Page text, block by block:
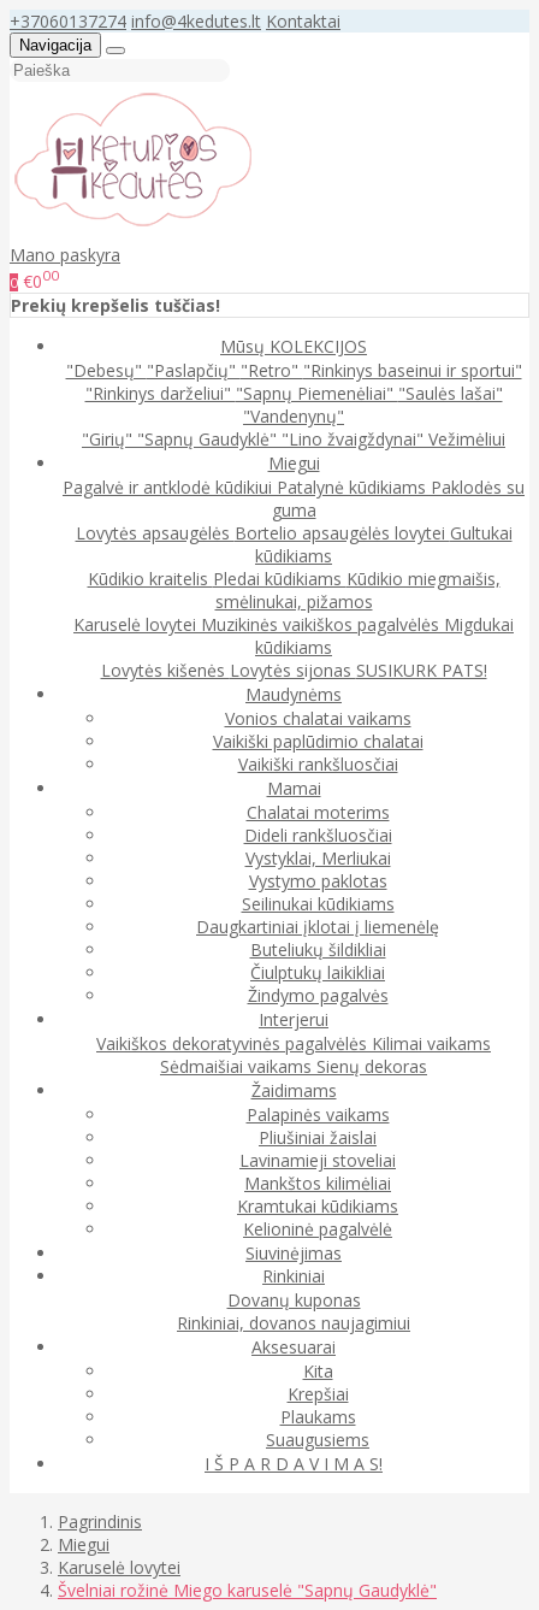
+37060137274 info@4kedutes.lt Kontaktai
Navigacija
Mano paskyra
0 €000
Prekių krepšelis tuščias!
Mūsų KOLEKCIJOS
"Debesų" "Paslapčių" "Retro" "Rinkinys baseinui ir sportui"
"Rinkinys darželiui" "Sapnų Piemenėliai" "Saulės lašai"
"Vandenynų"
"Girių" "Sapnų Gaudyklė" "Lino žvaigždynai" Vežimėliui
Miegui
Pagalvė ir antklodė kūdikiui Patalynė kūdikiams Paklodės su
guma
Lovytės apsaugėlės Bortelio apsaugėlės lovytei Gultukai
kūdikiams
Kūdikio kraitelis Pledai kūdikiams Kūdikio miegmaišis,
smėlinukai, pižamos
Karuselė lovytei Muzikinės vaikiškos pagalvėlės Migdukai
kūdikiams
Lovytės kišenės Lovytės sijonas SUSIKURK PATS!
Maudynėms
Vonios chalatai vaikams
Vaikiški paplūdimio chalatai
Vaikiški rankšluosčiai
Mamai
Chalatai moterims
Dideli rankšluosčiai
Vystyklai, Merliukai
Vystymo paklotas
Seilinukai kūdikiams
Daugkartiniai įklotai į liemenėlę
Buteliukų šildikliai
Čiulptukų laikikliai
Žindymo pagalvės
Interjerui
Vaikiškos dekoratyvinės pagalvėlės Kilimai vaikams
Sėdmaišiai vaikams Sienų dekoras
Žaidimams
Palapinės vaikams
Pliušiniai žaislai
Lavinamieji stoveliai
Mankštos kilimėliai
Kramtukai kūdikiams
Kelioninė pagalvėlė
Siuvinėjimas
Rinkiniai
Dovanų kuponas
Rinkiniai, dovanos naujagimiui
Aksesuarai
Kita
Krepšiai
Plaukams
Suaugusiems
I Š P A R D A V I M A S!
Pagrindinis
Miegui
Karuselė lovytei
Švelniai rožinė Miego karuselė "Sapnų Gaudyklė"